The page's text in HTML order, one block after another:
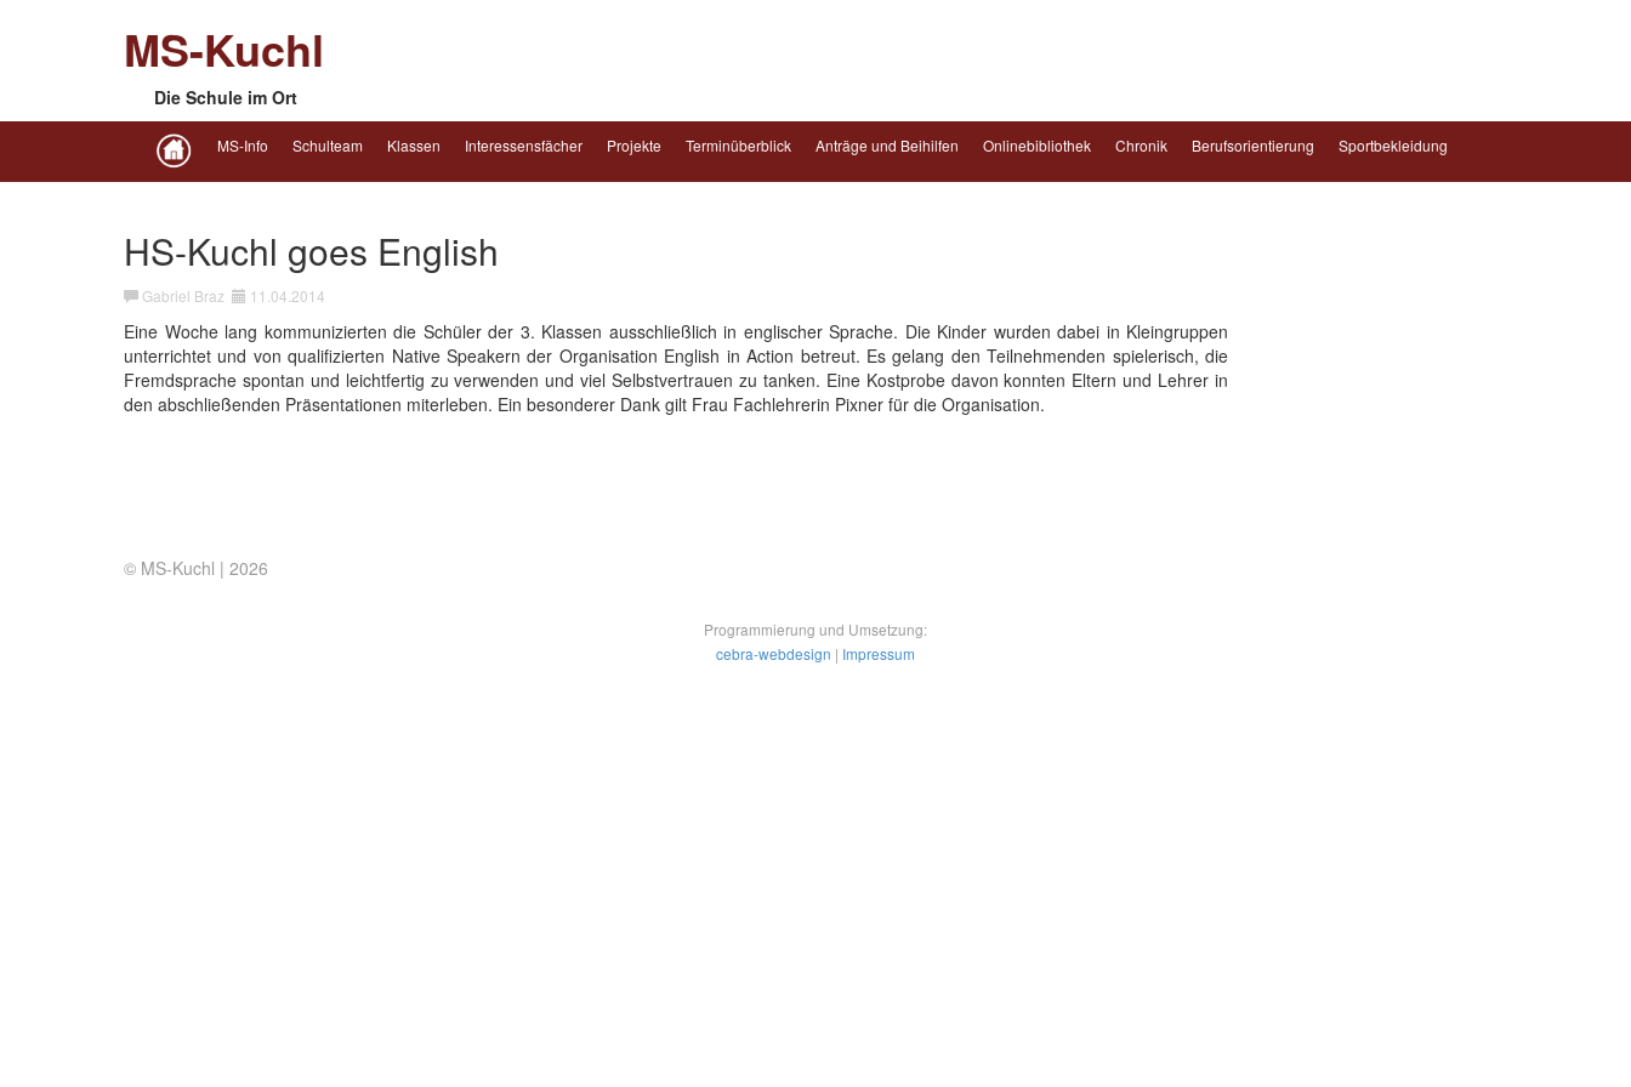
MS-Kuchl
Die Schule im Ort
MS-Info Schulteam Klassen Interessensfächer Projekte Terminüberblick Anträge und Beihilfen Onlinebibliothek Chronik Berufsorientierung Sportbekleidung
HS-Kuchl goes English
Gabriel Braz 11.04.2014
Eine Woche lang kommunizierten die Schüler der 3. Klassen ausschließlich in englischer Sprache. Die Kinder wurden dabei in Kleingruppen
unterrichtet und von qualifizierten Native Speakern der Organisation English in Action betreut. Es gelang den Teilnehmenden spielerisch, die
Fremdsprache spontan und leichtfertig zu verwenden und viel Selbstvertrauen zu tanken. Eine Kostprobe davon konnten Eltern und Lehrer in
den abschließenden Präsentationen miterleben. Ein besonderer Dank gilt Frau Fachlehrerin Pixner für die Organisation.
© MS-Kuchl | 2026
Programmierung und Umsetzung:
cebra-webdesign | Impressum